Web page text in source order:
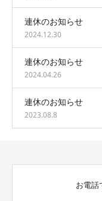
連休のお知らせ
2024.12.30
連休のお知らせ
2024.04.26
連休のお知らせ
2023.08.8
お電話